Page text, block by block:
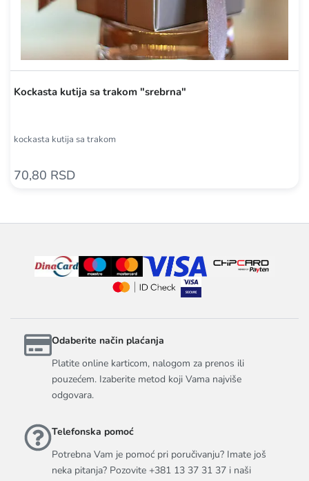
Kockasta kutija sa trakom "srebrna"
kockasta kutija sa trakom
70,80 RSD
Odaberite način plaćanja
Platite online karticom, nalogom za prenos ili
pouzećem. Izaberite metod koji Vama najviše
odgovara.
Telefonska pomoć
Potrebna Vam je pomoć pri poručivanju? Imate još
neka pitanja? Pozovite +381 13 37 31 37 i naši